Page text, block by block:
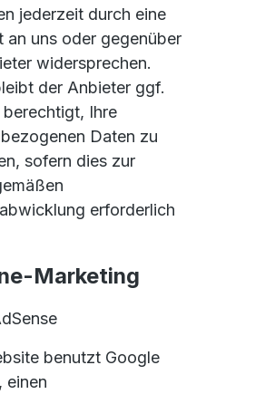
jederzeit durch eine
an uns oder gegenüber
widersprechen.
der Anbieter ggf.
Ihre
Daten zu
sofern dies zur
erforderlich
Marketing
benutzt Google
einen